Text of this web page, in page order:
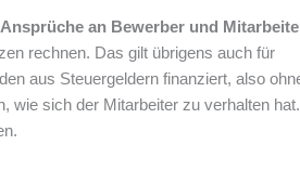
an Bewerber und
rechnen. Das gilt übrigens auch für
aus Steuergeldern finanziert, also
wie sich der Mitarbeiter zu verhalten